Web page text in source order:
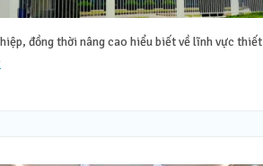
đồng thời nâng cao hiểu biết về lĩnh vực thiết